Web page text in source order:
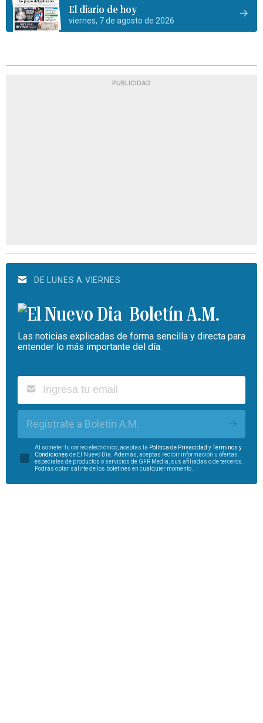
El diario de hoy
viernes, 7 de agosto de 2026
PUBLICIDAD
DE LUNES A VIERNES
Boletín A.M.
Las noticias explicadas de forma sencilla y directa para
entender lo más importante del día.
Regístrate a Boletín A.M.
Al someter tu correo electrónico, aceptas la Política de Privacidad yTérminos y
Condiciones de El Nuevo Día. Además, aceptas recibir información u ofertas
especiales de productos o servicios de GFR Media, sus afiliadas o de terceros.
Podrás optar salirte de los boletines en cualquier momento.